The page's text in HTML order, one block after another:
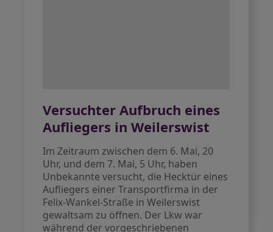
Versuchter Aufbruch eines
Aufliegers in Weilerswist
Im Zeitraum zwischen dem 6. Mai, 20
Uhr, und dem 7. Mai, 5 Uhr, haben
Unbekannte versucht, die Hecktür eines
Aufliegers einer Transportfirma in der
Felix-Wankel-Straße in Weilerswist
gewaltsam zu öffnen. Der Lkw war
während der vorgeschriebenen